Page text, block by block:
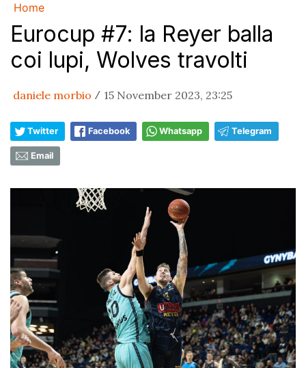
Home
Eurocup #7: la Reyer balla
coi lupi, Wolves travolti
daniele morbio / 15 November 2023, 23:25
Twitter Facebook Whatsapp Telegram
Email